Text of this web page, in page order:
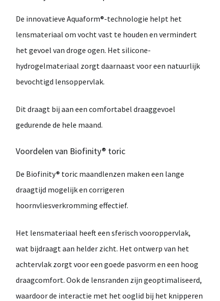
De innovatieve Aquaform®-technologie helpt het
lensmateriaal om vocht vast te houden en vermindert
het gevoel van droge ogen. Het silicone-
hydrogelmateriaal zorgt daarnaast voor een natuurlijk
bevochtigd lensoppervlak.
Dit draagt bij aan een comfortabel draaggevoel
gedurende de hele maand.
Voordelen van Biofinity® toric
De Biofinity® toric maandlenzen maken een lange
draagtijd mogelijk en corrigeren
hoornvliesverkromming effectief.
Het lensmateriaal heeft een sferisch vooroppervlak,
wat bijdraagt aan helder zicht. Het ontwerp van het
achtervlak zorgt voor een goede pasvorm en een hoog
draagcomfort. Ook de lensranden zijn geoptimaliseerd,
waardoor de interactie met het ooglid bij het knipperen